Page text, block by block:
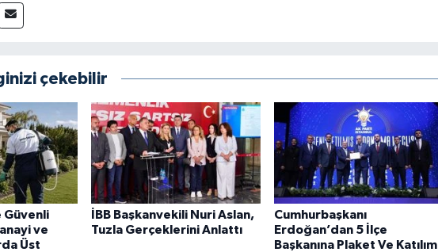
çekebilir
Güvenli
ve
Üst
İBB Başkanvekili Nuri Aslan,
Tuzla Gerçeklerini Anlattı
Cumhurbaşkanı
Erdoğan’dan 5 İlçe
Başkanına Plaket Ve Katılım